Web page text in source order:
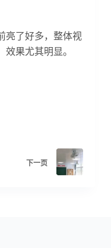
亮了好多，整体视
果尤其明显。
下一页